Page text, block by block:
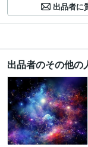
出品者に
出品者のその他の